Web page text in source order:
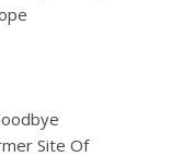
Site Of